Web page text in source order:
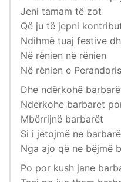
Jeni tamam të zot
Që ju të jepni
Ndihmë tuaj festive
Në rënien në rënien
Në rënien e
Dhe ndërkohë
Nderkohe barbaret
Mbërrijnë barbarët
Si i jetojmë ne
Nga ajo që ne bëjmë
Po por kush jane